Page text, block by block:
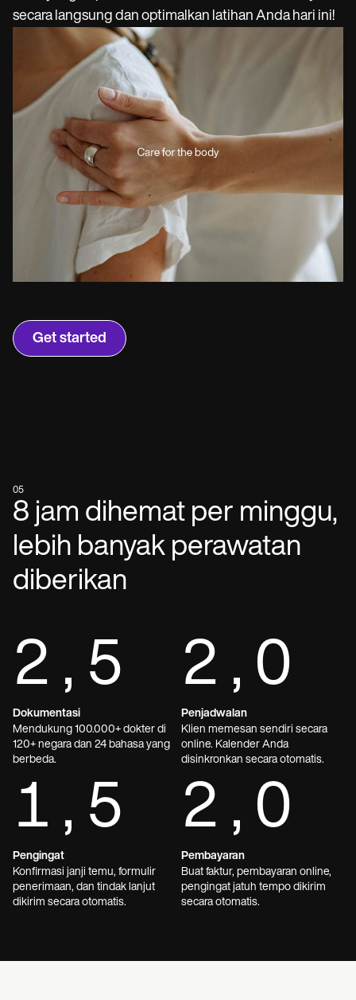
Insurance claims
Speech therapists
Life coaches
Massage therapists
Personal trainers
secara langsung dan optimalkan latihan Anda hari ini!
Get started
05
8 jam dihemat per minggu,
lebih banyak perawatan
diberikan
2,5
Dokumentasi
Mendukung 100.000+ dokter di
120+ negara dan 24 bahasa yang
berbeda.
2,0
Penjadwalan
Klien memesan sendiri secara
online. Kalender Anda
disinkronkan secara otomatis.
1,5
Pengingat
Konfirmasi janji temu, formulir
penerimaan, dan tindak lanjut
dikirim secara otomatis.
2,0
Pembayaran
Buat faktur, pembayaran online,
pengingat jatuh tempo dikirim
secara otomatis.